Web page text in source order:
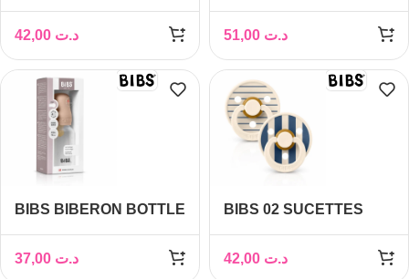
د.ت
TETINE FILLE
د.ت
BIBS BIBERON BOTTLE
BLUSH 0M+ 150ML
د.ت
BIBS 02 SUCETTES
IVORY STEEL BLUE MIX
SIZE 1
د.ت